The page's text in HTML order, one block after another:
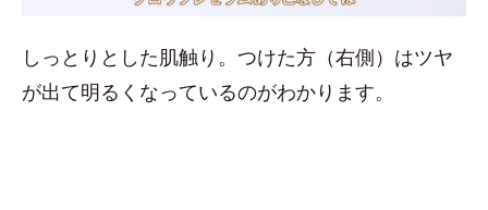
しっとりとした肌触り。つけた方（右側）はツヤ
が出て明るくなっているのがわかります。